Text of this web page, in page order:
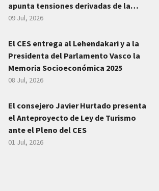
apunta tensiones derivadas de la
incertidumbre geopolítica y emplaza
09 Jul, 2026
El CES entrega al Lehendakari y a la
Presidenta del Parlamento Vasco la
Memoria Socioeconómica 2025
08 Jul, 2026
El consejero Javier Hurtado presenta
el Anteproyecto de Ley de Turismo
ante el Pleno del CES
01 Jul, 2026